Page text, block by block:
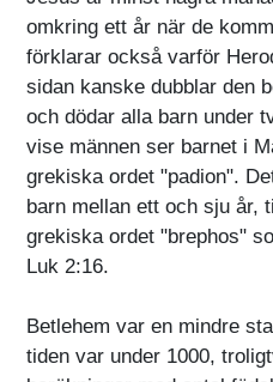
omkring ett år när de
förklarar också varför
sidan kanske dubblar den
och dödar alla barn under
vise männen ser barnet i
grekiska ordet "padion".
barn mellan ett och sju år,
grekiska ordet "brephos"
Luk 2:16.
Betlehem var en mindre
tiden var under 1000,